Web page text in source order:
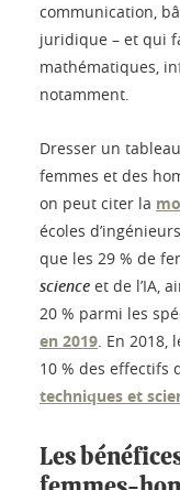
communication,
juridique – et qui
mathématiques,
notamment.
Dresser un
femmes et des
on peut citer la
écoles
que les 29 % de
science et de l’IA,
20 % parmi les
en 2019. En 2018,
10 % des effectifs
techniques et
Les